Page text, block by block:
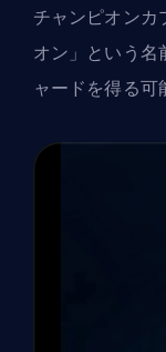
チャンピオンカ
オン」という名
ャードを得る可